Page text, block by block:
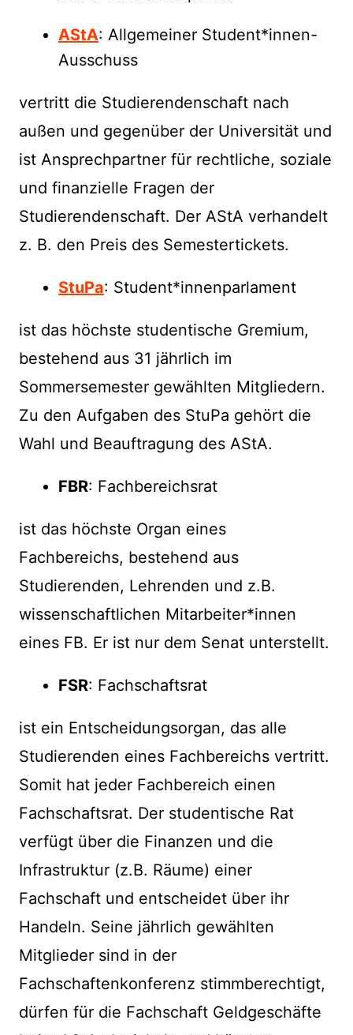
AStA: Allgemeiner Student*innen-
Ausschuss
vertritt die Studierendenschaft nach
außen und gegenüber der Universität und
ist Ansprechpartner für rechtliche, soziale
und finanzielle Fragen der
Studierendenschaft. Der AStA verhandelt
z. B. den Preis des Semestertickets.
StuPa: Student*innenparlament
ist das höchste studentische Gremium,
bestehend aus 31 jährlich im
Sommersemester gewählten Mitgliedern.
Zu den Aufgaben des StuPa gehört die
Wahl und Beauftragung des AStA.
FBR: Fachbereichsrat
ist das höchste Organ eines
Fachbereichs, bestehend aus
Studierenden, Lehrenden und z.B.
wissenschaftlichen Mitarbeiter*innen
eines FB. Er ist nur dem Senat unterstellt.
FSR: Fachschaftsrat
ist ein Entscheidungsorgan, das alle
Studierenden eines Fachbereichs vertritt.
Somit hat jeder Fachbereich einen
Fachschaftsrat. Der studentische Rat
verfügt über die Finanzen und die
Infrastruktur (z.B. Räume) einer
Fachschaft und entscheidet über ihr
Handeln. Seine jährlich gewählten
Mitglieder sind in der
Fachschaftenkonferenz stimmberechtigt,
dürfen für die Fachschaft Geldgeschäfte